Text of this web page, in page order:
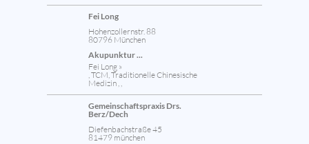
Fei Long
Hohenzollernstr. 88
80796 München
Akupunktur ...
Fei Long »
, TCM, Traditionelle Chinesische
Medizin , ,
Gemeinschaftspraxis Drs.
Berz/Dech
Diefenbachstraße 45
81479 münchen